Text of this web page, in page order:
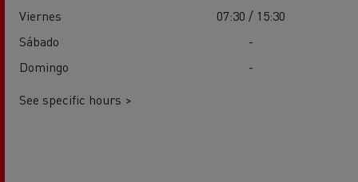
Viernes
07:30 / 15:30
Sábado
-
Domingo
-
See specific hours >